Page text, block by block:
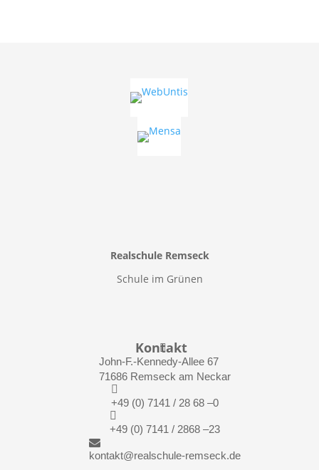
Realschule Remseck
Schule im Grünen
Kontakt

John-F.-Kennedy-Allee 67
71686 Remseck am Neckar

+49 (0) 7141 / 28 68 –0

+49 (0) 7141 / 2868 –23

kontakt@realschule-remseck.de